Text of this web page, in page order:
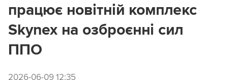
працює новітній комплекс
Skynex на озброєнні сил
ППО
2026-06-09 12:35